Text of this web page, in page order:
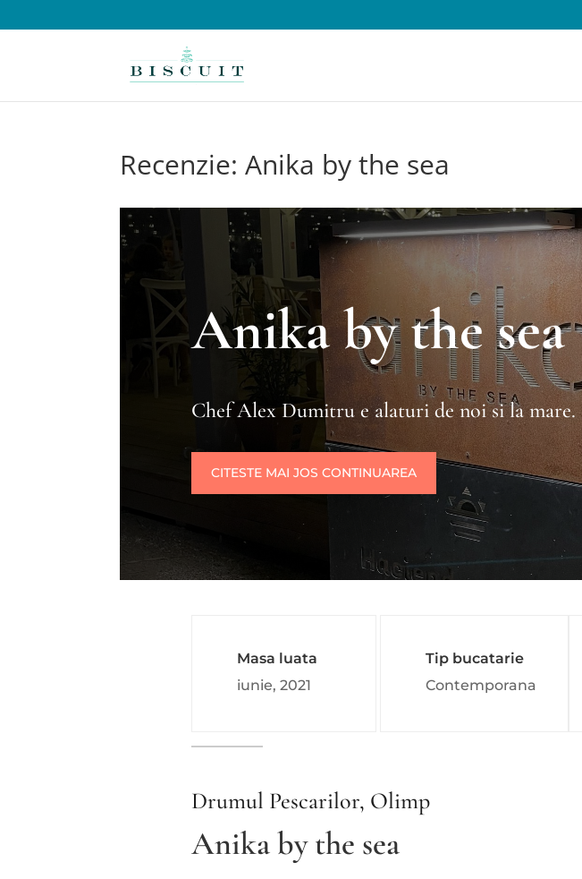
Recenzie: Anika by the sea
Anika by the sea
Chef Alex Dumitru e alaturi de noi si la mare.
CITESTE MAI JOS CONTINUAREA
Masa luata
iunie, 2021
Tip bucatarie
Contemporana
Drumul Pescarilor, Olimp
Anika by the sea